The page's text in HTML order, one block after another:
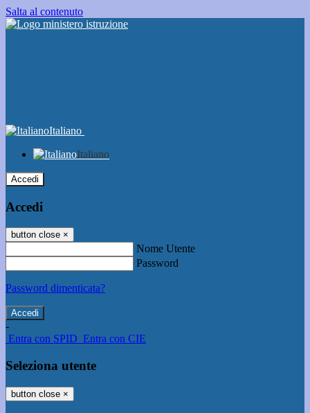
Salta al contenuto
Italiano
Italiano
Accedi
Accedi
button close ×
Nome Utente
Password
Password dimenticata?
-
Entra con SPID Entra con CIE
Seleziona utente
button close ×